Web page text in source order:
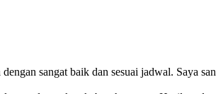
sangat baik dan sesuai jadwal. Saya